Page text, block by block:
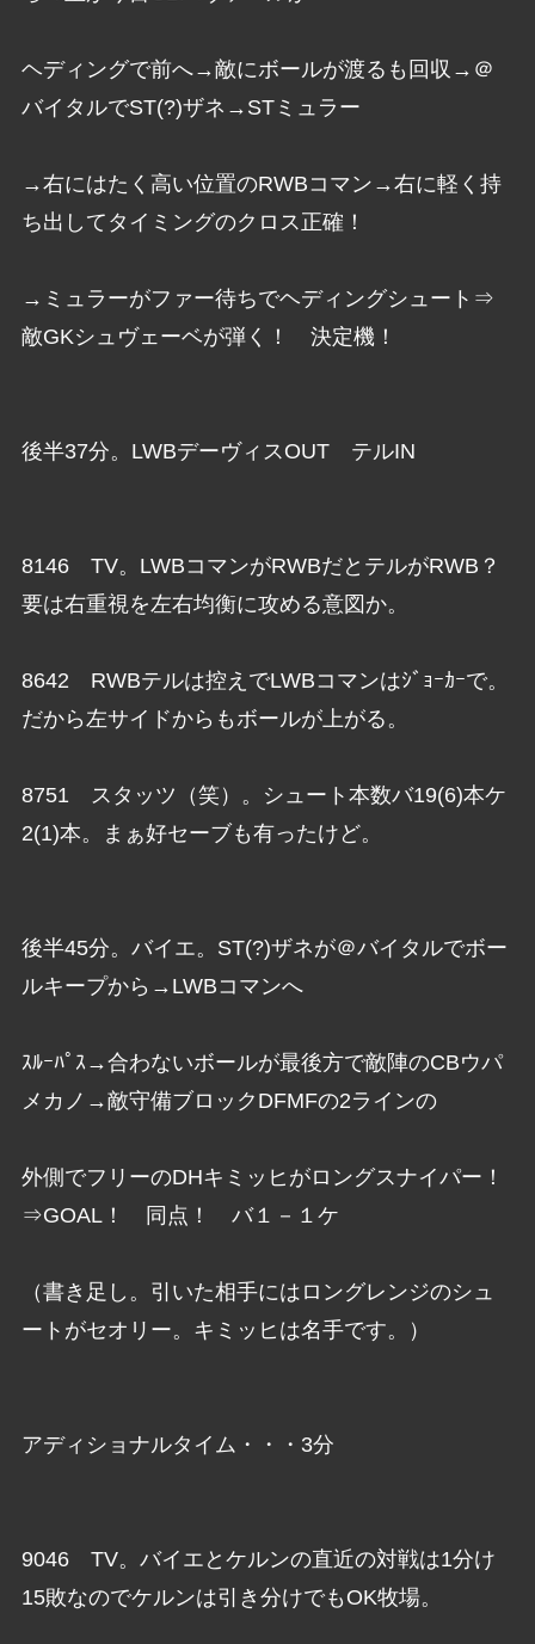
ヘディングで前へ→敵にボールが渡るも回収→＠
バイタルでST(?)ザネ→STミュラー
→右にはたく高い位置のRWBコマン→右に軽く持
ち出してタイミングのクロス正確！
→ミュラーがファー待ちでヘディングシュート⇒
敵GKシュヴェーベが弾く！ 決定機！
後半37分。LWBデーヴィスOUT テルIN
8146 TV。LWBコマンがRWBだとテルがRWB？
要は右重視を左右均衡に攻める意図か。
8642 RWBテルは控えでLWBコマンはｼﾞｮｰｶｰで。
だから左サイドからもボールが上がる。
8751 スタッツ（笑）。シュート本数バ19(6)本ケ
2(1)本。まぁ好セーブも有ったけど。
後半45分。バイエ。ST(?)ザネが＠バイタルでボー
ルキープから→LWBコマンへ
ｽﾙｰﾊﾟｽ→合わないボールが最後方で敵陣のCBウパ
メカノ→敵守備ブロックDFMFの2ラインの
外側でフリーのDHキミッヒがロングスナイパー！
⇒GOAL！ 同点！ バ１－１ケ
（書き足し。引いた相手にはロングレンジのシュ
ートがセオリー。キミッヒは名手です。）
アディショナルタイム・・・3分
9046 TV。バイエとケルンの直近の対戦は1分け
15敗なのでケルンは引き分けでもOK牧場。